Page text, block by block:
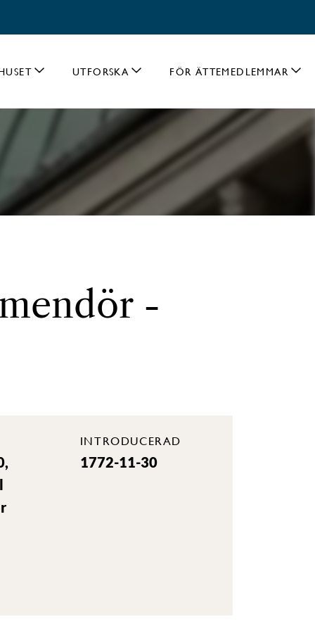
UTFORSKA FÖR ÄTTEMEDLEMMAR
-
INTRODUCERAD
1772-11-30